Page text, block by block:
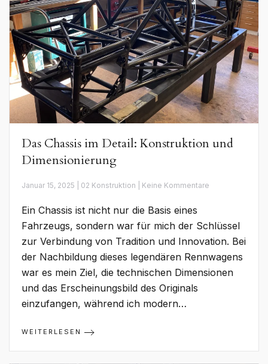
Das Chassis im Detail: Konstruktion und
Dimensionierung
Januar 15, 2025 | 02 Konstruktion | Keine Kommentare
Detail:
und
Ein Chassis ist nicht nur die Basis eines
Fahrzeugs, sondern war für mich der Schlüssel
zur Verbindung von Tradition und Innovation. Bei
der Nachbildung dieses legendären Rennwagens
war es mein Ziel, die technischen Dimensionen
und das Erscheinungsbild des Originals
einzufangen, während ich modern…
WEITERLESEN